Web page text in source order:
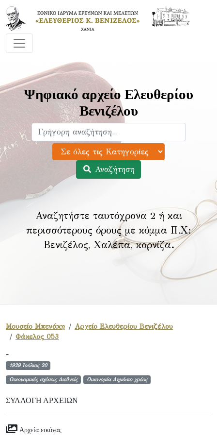
Ψηφιακό αρχείο Ελευθερίου
Βενιζέλου
Αναζήτηση
Αναζητήστε ταυτόχρονα 2 ή και
περισσότερους όρους με κόμμα Π.Χ:
Βενιζέλος, Χαλέπα, κορνίζα.
Μουσείο Μπενάκη
Αρχείο Ελευθερίου Βενιζέλου
Φάκελος 053
-
1929 Ιούλιος 20
Οικονομικές σχέσεις Διεθνείς Οικονομία Δημόσιο χρέος
ΣΥΛΛΟΓΉ ΑΡΧΕΊΩΝ
Αρχεία εικόνας